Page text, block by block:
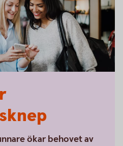
ökar behovet av